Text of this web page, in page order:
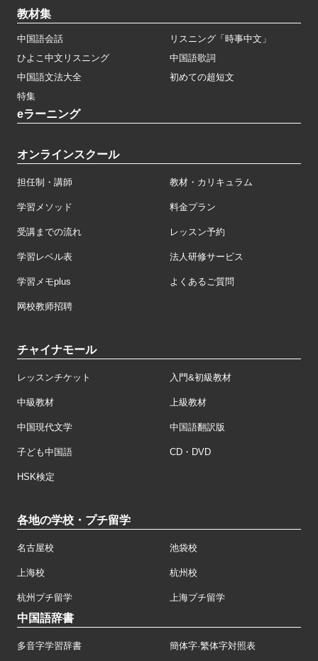
教材集
中国語会話
リスニング「時事中文」
ひよこ中文リスニング
中国語歌詞
中国語文法大全
初めての超短文
特集
eラーニング
オンラインスクール
担任制・講師 教材・カリキュラム
学習メソッド 料金プラン
受講までの流れ レッスン予約
学習レベル表 法人研修サービス
学習メモplus よくあるご質問
网校教师招聘
チャイナモール
レッスンチケット 入門&初級教材
中級教材 上級教材
中国現代文学 中国語翻訳版
子ども中国語 CD・DVD
HSK検定
各地の学校・プチ留学
名古屋校 池袋校
上海校 杭州校
杭州プチ留学 上海プチ留学
中国語辞書
多音字学習辞書 簡体字·繁体字対照表